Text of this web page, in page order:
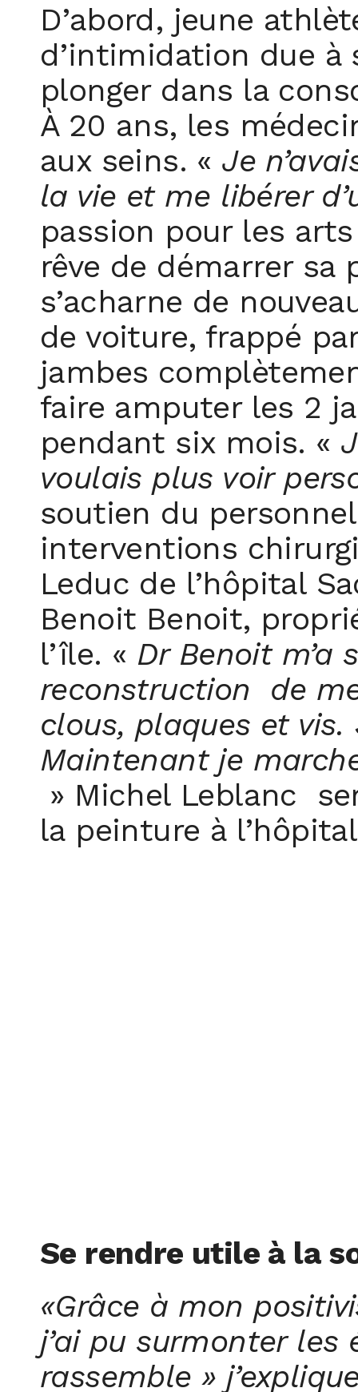
D’abord, jeune
d’intimidation due
plonger dans la
À 20 ans, les
aux seins. « Je
la vie et me libérer
passion pour les
rêve de démarrer sa
s’acharne de
de voiture, frappé
jambes
faire amputer les 2
pendant six mois. «
voulais plus voir
soutien du
interventions
Leduc de l’hôpital
Benoit Benoit,
l’île. « Dr Benoit m’a
reconstruction de
clous, plaques et
Maintenant je
» Michel Leblanc
la peinture à
Se rendre utile à la
«Grâce à mon
j’ai pu surmonter les
rassemble »